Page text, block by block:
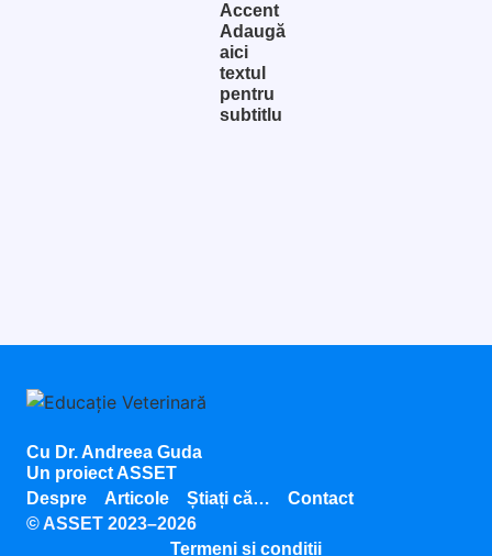
Accent
Adaugă
aici
textul
pentru
subtitlu
Cu Dr. Andreea Guda
Un proiect ASSET
Despre
Articole Știați că…
Contact
© ASSET 2023–2026
Termeni și condiții